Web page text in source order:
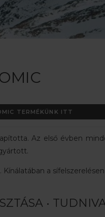
TERMÉKÜNK ITT
Az első évben
a
•